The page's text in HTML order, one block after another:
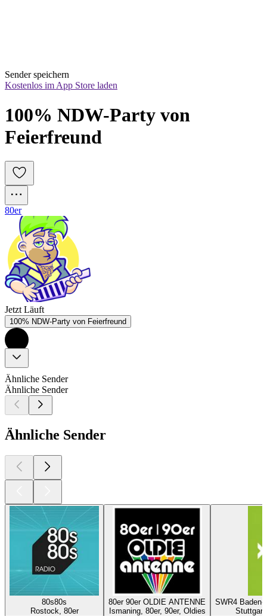
Sender speichern
Kostenlos im App Store laden
100% NDW-Party von
Feierfreund
80er
Jetzt Läuft
100% NDW-Party von Feierfreund
Ähnliche Sender
Ähnliche Sender
Ähnliche Sender
80s80s
Rostock, 80er
80er 90er OLDIE ANTENNE
Ismaning, 80er, 90er, Oldies
SWR4 Baden-